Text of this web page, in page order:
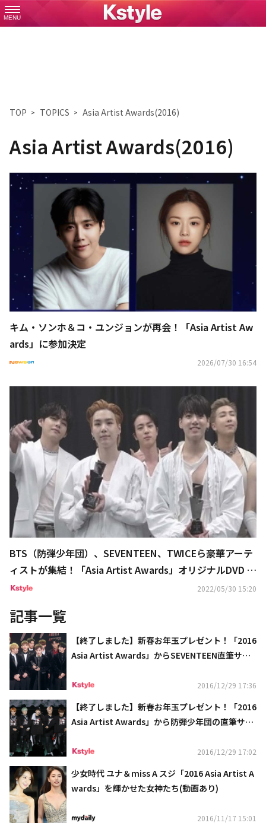
MENU
TOP TOPICS Asia Artist Awards(2016)
Asia Artist Awards(2016)
キム・ソンホ＆コ・ユンジョンが再会！「Asia Artist Aw
ards」に参加決定
2026/07/30 16:54
BTS（防弾少年団）、SEVENTEEN、TWICEら豪華アーテ
ィストが集結！「Asia Artist Awards」オリジナルDVD B
OOKが6月2日より発売
2022/05/30 15:20
記事一覧
【終了しました】新春お年玉プレゼント！「2016
Asia Artist Awards」からSEVENTEEN直筆サイ
2016/12/29 17:36
【終了しました】新春お年玉プレゼント！「2016
Asia Artist Awards」から防弾少年団の直筆サイ
2016/12/29 17:02
少女時代 ユナ＆miss A スジ「2016 Asia Artist A
wards」を輝かせた女神たち(動画あり)
2016/11/17 15:01